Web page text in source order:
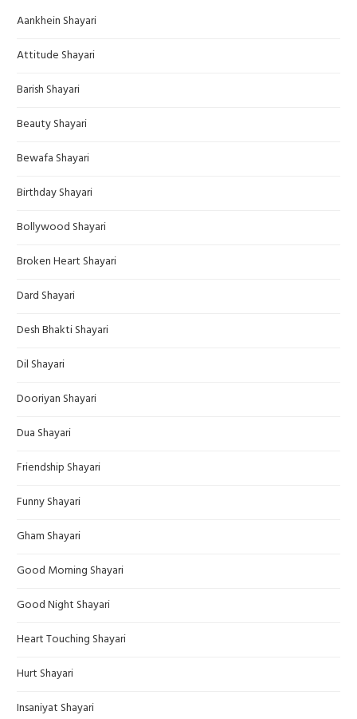
Aankhein Shayari
Attitude Shayari
Barish Shayari
Beauty Shayari
Bewafa Shayari
Birthday Shayari
Bollywood Shayari
Broken Heart Shayari
Dard Shayari
Desh Bhakti Shayari
Dil Shayari
Dooriyan Shayari
Dua Shayari
Friendship Shayari
Funny Shayari
Gham Shayari
Good Morning Shayari
Good Night Shayari
Heart Touching Shayari
Hurt Shayari
Insaniyat Shayari